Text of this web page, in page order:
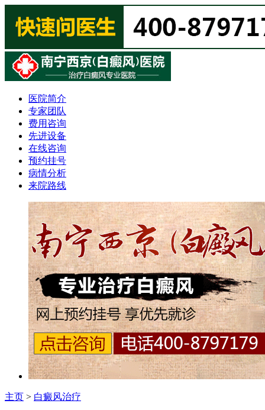
医院简介
专家团队
费用咨询
先进设备
在线咨询
预约挂号
病情分析
来院路线
主页 > 白癜风治疗